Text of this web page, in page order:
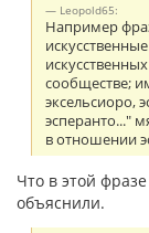
Leopold65:
Например
сообществе;
эксельсиоро,
эсперанто..."
в отношении
Что в этой
объяснили.